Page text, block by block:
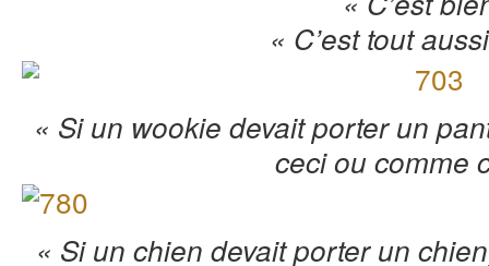
« C’est tout
« Si un wookie devait porter un
ceci ou comme
« Si un chien devait porter un